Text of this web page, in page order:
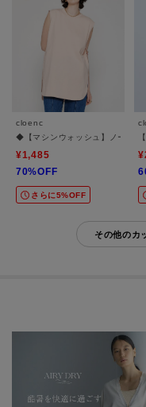
cloenc
◆【マシンウォッシュ】ノースリ
¥1,485
70%OFF
さらに5%OFF
その他のカ